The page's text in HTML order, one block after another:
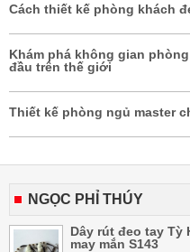
Cách thiết kế phòng khách
Khám phá không gian
đầu trên thế giới
Thiết kế phòng ngủ master
NGỌC PHỈ THÚY
Dây rút đeo tay
may mắn S143